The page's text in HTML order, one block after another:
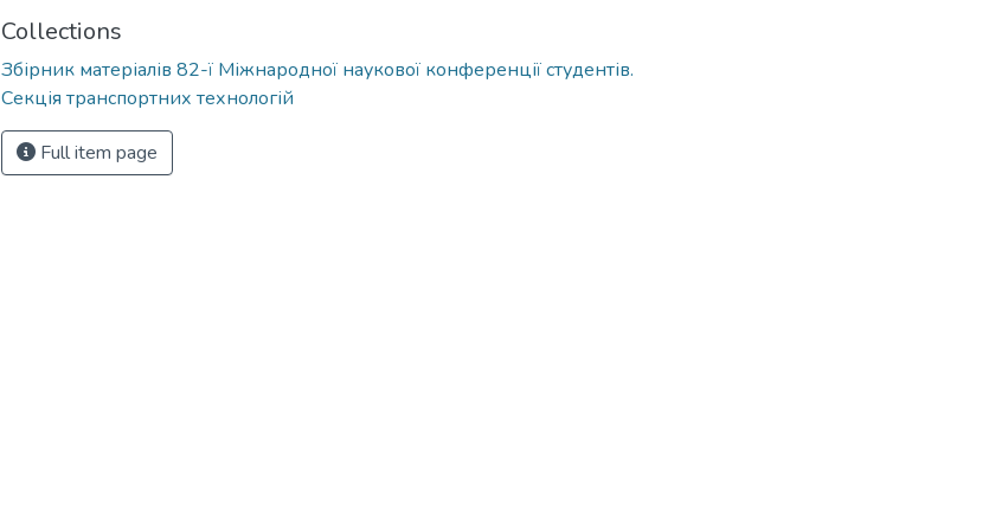
Collections
Збірник матеріалів 82-ї Міжнародної наукової конференції студентів.
Секція транспортних технологій
Full item page